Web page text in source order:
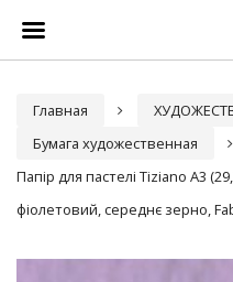
Главная
Бумага художественная
Папір для пастелі Tiziano A3
фіолетовий, середнє зерно,